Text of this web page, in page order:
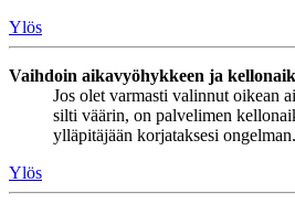
Ylös
Vaihdoin aikavyöhykkeen ja
Jos olet varmasti valinnut oikean
silti väärin, on palvelimen
ylläpitäjään korjataksesi ongelman.
Ylös